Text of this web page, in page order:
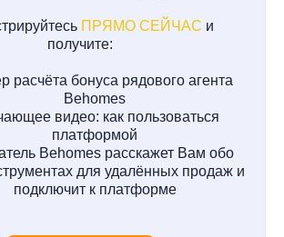
ПРЯМО СЕЙЧАС и
получите:
расчёта бонуса рядового агента
Behomes
видео: как пользоваться
платформой
Behomes расскажет Вам обо
для удалённых продаж и
подключит к платформе